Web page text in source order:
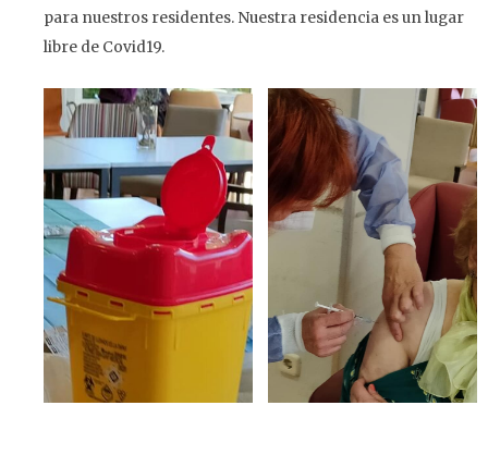
para nuestros residentes. Nuestra residencia es un lugar
libre de Covid19.